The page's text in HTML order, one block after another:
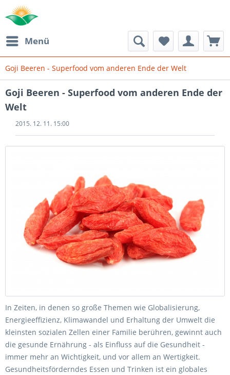
Menü
Goji Beeren - Superfood vom anderen Ende der Welt
Goji Beeren - Superfood vom anderen Ende der
Welt
2015. 12. 11. 15:00
In Zeiten, in denen so große Themen wie Globalisierung,
Energieeffizienz, Klimawandel und Erhaltung der Umwelt die
kleinsten sozialen Zellen einer Familie berühren, gewinnt auch
die gesunde Ernährung - als Einfluss auf die Gesundheit -
immer mehr an Wichtigkeit, und vor allem an Wertigkeit.
Gesundheitsförderndes Essen und Trinken ist ein globales